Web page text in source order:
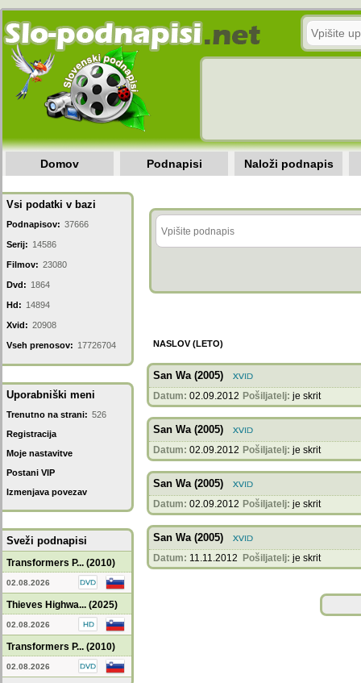
Domov Podnapisi Naloži podnapis
Vsi podatki v bazi
Podnapisov: 37666
Serij: 14586
Filmov: 23080
Dvd: 1864
Hd: 14894
Xvid: 20908
Vseh prenosov: 17726704
Uporabniški meni
Trenutno na strani: 526
Registracija
Moje nastavitve
Postani VIP
Izmenjava povezav
Sveži podnapisi
Transformers P... (2010)
02.08.2026
Thieves Highwa... (2025)
02.08.2026
Transformers P... (2010)
02.08.2026
NASLOV (LETO)
San Wa (2005)
Datum: 02.09.2012 Pošiljatelj: je skrit
San Wa (2005)
Datum: 02.09.2012 Pošiljatelj: je skrit
San Wa (2005)
Datum: 02.09.2012 Pošiljatelj: je skrit
San Wa (2005)
Datum: 11.11.2012 Pošiljatelj: je skrit